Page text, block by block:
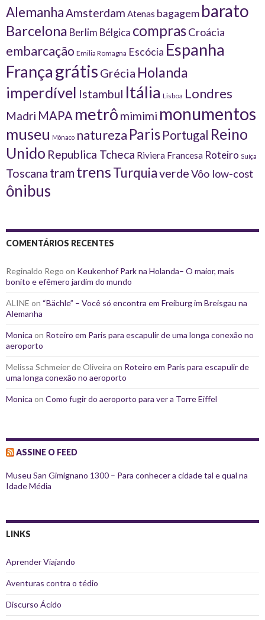
AlemanhaAmsterdam Atenas bagagem barato
Barcelona Berlim Bélgica comprasCroácia
embarcação Emilia Romagna Escócia Espanha
Françagrátis Grécia Holanda
imperdível Istambul Itália Lisboa Londres
Madri MAPA metrô mimimi monumentos
museu Mônaco natureza Paris Portugal Reino
Unido Republica Tcheca Riviera Francesa Roteiro Suíça
Toscana tramtrensTurquiaverdeVôo low-cost
ônibus
COMENTÁRIOS RECENTES
Reginaldo Rego on Keukenhof Park na Holanda– O maior, mais
bonito e efêmero jardim do mundo
ALINE on “Bächle” – Você só encontra em Freiburg im Breisgau na
Alemanha
Monica on Roteiro em Paris para escapulir de uma longa conexão no
aeroporto
Melissa Schmeier de Oliveira on Roteiro em Paris para escapulir de
uma longa conexão no aeroporto
Monica on Como fugir do aeroporto para ver a Torre Eiffel
ASSINE O FEED
Museu San Gimignano 1300 – Para conhecer a cidade tal e qual na
Idade Média
LINKS
Aprender Viajando
Aventuras contra o tédio
Discurso Ácido